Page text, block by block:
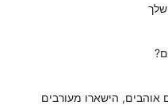
הישארו מעורבים